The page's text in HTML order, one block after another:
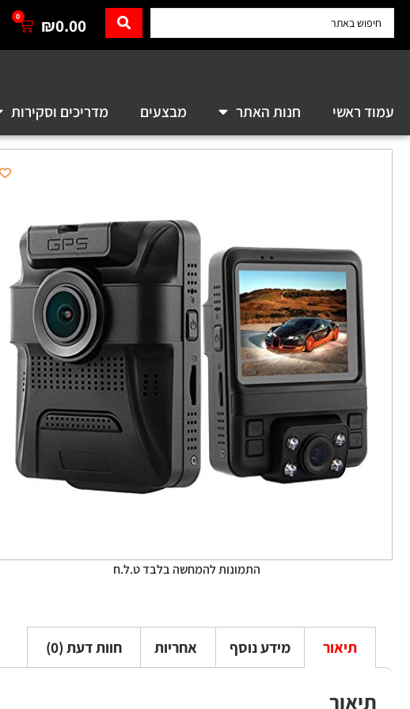
₪0.00
0
עמוד ראשי חנות האתר מבצעים מדריכים וסקירות
התמונות להמחשה בלבד ט.ל.ח
תיאור מידע נוסף אחריות חוות דעת (0)
תיאור